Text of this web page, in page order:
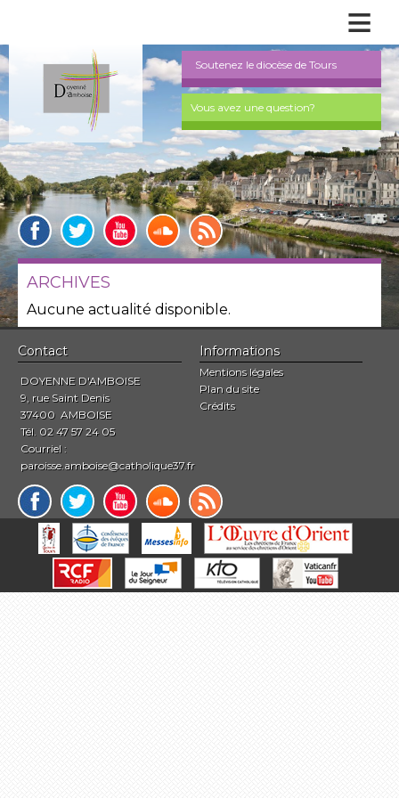
≡
Soutenez le diocèse de Tours
Vous avez une question?
ARCHIVES
Aucune actualité disponible.
Contact
DOYENNE D'AMBOISE
9, rue Saint Denis
37400 AMBOISE
Tél. 02 47 57 24 05
Courriel :
paroisse.amboise@catholique37.fr
Informations
Mentions légales
Plan du site
Crédits